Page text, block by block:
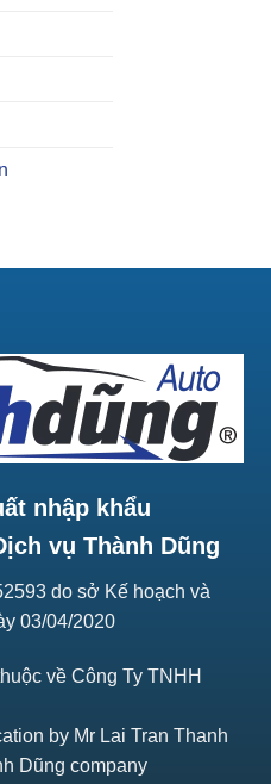
nhập khẩu
vụ Thành Dũng
do sở Kế hoạch và
03/04/2020
về Công Ty TNHH
by Mr Lai Tran Thanh
Dũng company